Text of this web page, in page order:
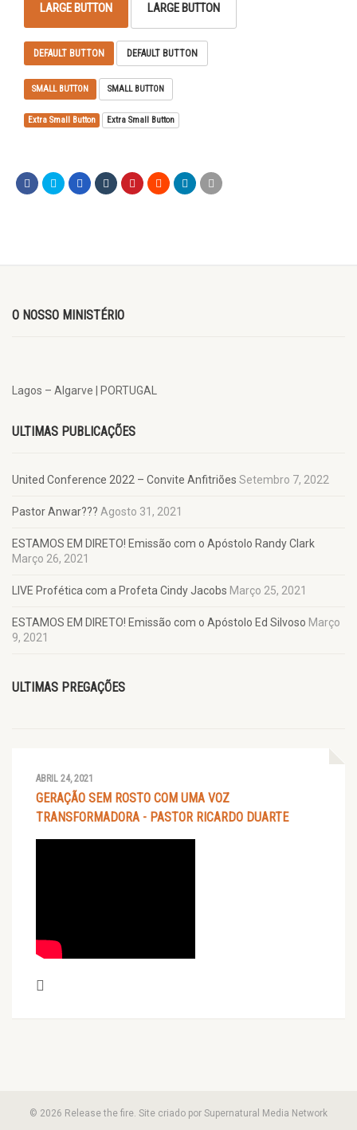
LARGE BUTTON LARGE BUTTON
DEFAULT BUTTON DEFAULT BUTTON
SMALL BUTTON SMALL BUTTON
Extra Small Button Extra Small Button
O NOSSO MINISTÉRIO
Lagos – Algarve | PORTUGAL
ULTIMAS PUBLICAÇÕES
United Conference 2022 – Convite Anfitriões Setembro 7, 2022
Pastor Anwar??? Agosto 31, 2021
ESTAMOS EM DIRETO! Emissão com o Apóstolo Randy Clark
Março 26, 2021
LIVE Profética com a Profeta Cindy Jacobs Março 25, 2021
ESTAMOS EM DIRETO! Emissão com o Apóstolo Ed Silvoso Março
9, 2021
ULTIMAS PREGAÇÕES
ABRIL 24, 2021
GERAÇÃO SEM ROSTO COM UMA VOZ
TRANSFORMADORA - PASTOR RICARDO DUARTE
© 2026 Release the fire. Site criado por Supernatural Media Network